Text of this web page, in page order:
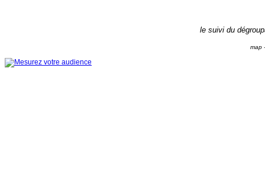
le suivi du
map